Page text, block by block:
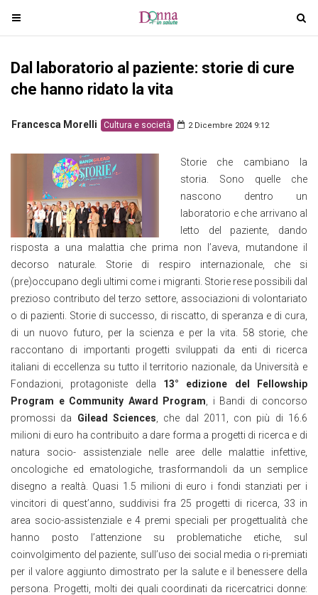
T
o
g
l
n
v
i
T
o
Dal laboratorio al paziente: storie di cure
che hanno ridato la vita
Francesca Morelli Cultura e società 2 Dicembre 2024 9:12
Storie che cambiano la
storia. Sono quelle che
nascono dentro un
laboratorio e che arrivano al
letto del paziente, dando
risposta a una malattia che prima non l’aveva, mutandone il
decorso naturale. Storie di respiro internazionale, che si
(pre)occupano degli ultimi come i migranti. Storie rese possibili dal
prezioso contributo del terzo settore, associazioni di volontariato
o di pazienti. Storie di successo, di riscatto, di speranza e di cura,
di un nuovo futuro, per la scienza e per la vita. 58 storie, che
raccontano di importanti progetti sviluppati da enti di ricerca
italiani di eccellenza su tutto il territorio nazionale, da Università e
Fondazioni, protagoniste della 13° edizione del Fellowship
Program e Community Award Program , i Bandi di concorso
promossi da Gilead Sciences , che dal 2011, con più di 16.6
milioni di euro ha contribuito a dare forma a progetti di ricerca e di
natura socio- assistenziale nelle aree delle malattie infettive,
oncologiche ed ematologiche, trasformandoli da un semplice
disegno a realtà. Quasi 1.5 milioni di euro i fondi stanziati per i
vincitori di quest’anno, suddivisi fra 25 progetti di ricerca, 33 in
area socio-assistenziale e 4 premi speciali per progettualità che
hanno posto l’attenzione su problematiche etiche, sul
coinvolgimento del paziente, sull’uso dei social media o ri-premiati
per il valore aggiunto dimostrato per la salute e il benessere della
persona. Progetti, molti dei quali coordinati da ricercatrici donne: